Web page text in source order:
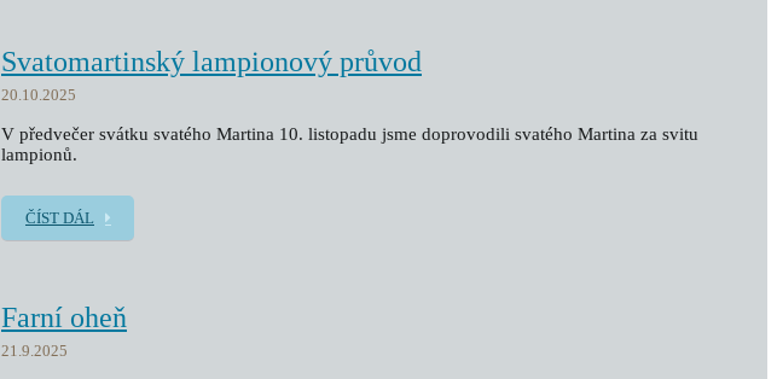
Svatomartinský lampionový průvod
20.10.2025
V předvečer svátku svatého Martina 10. listopadu jsme doprovodili svatého Martina za svitu
lampionů.
ČÍST DÁL
Farní oheň
21.9.2025